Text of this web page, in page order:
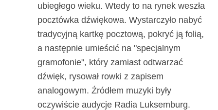
ubiegłego wieku. Wtedy to na rynek weszła
pocztówka dźwiękowa. Wystarczyło nabyć
tradycyjną kartkę pocztową, pokryć ją folią,
a następnie umieścić na "specjalnym
gramofonie", który zamiast odtwarzać
dźwięk, rysował rowki z zapisem
analogowym. Źródłem muzyki były
oczywiście audycje Radia Luksemburg.